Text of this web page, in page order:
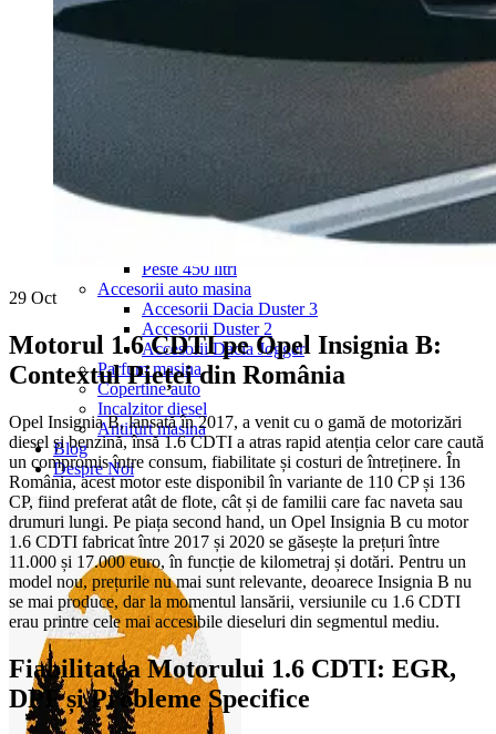
Navigație Skoda Fabia 2
Navigație Skoda Octavia 1
Navigație Skoda Octavia 2
Navigație Skoda Octavia 3
Navigație Skoda Superb 1
Navigație Toyota Avensis T25
Portbagaj Plafon Auto
Sub 350 Litri
Peste 450 litri
Accesorii auto masina
Accesorii Dacia Duster 3
Accesorii Duster 2
Accesorii Dacia Jogger
Parfum masina
Copertine auto
Incalzitor diesel
Antifurt masina
Blog
Despre Noi
29 Oct
Motorul 1.6 CDTI pe Opel Insignia B:
Contextul Pieței din România
Opel Insignia B, lansată în 2017, a venit cu o gamă de motorizări
diesel și benzină, însă 1.6 CDTI a atras rapid atenția celor care caută
un compromis între consum, fiabilitate și costuri de întreținere. În
România, acest motor este disponibil în variante de 110 CP și 136
CP, fiind preferat atât de flote, cât și de familii care fac naveta sau
drumuri lungi. Pe piața second hand, un Opel Insignia B cu motor
1.6 CDTI fabricat între 2017 și 2020 se găsește la prețuri între
11.000 și 17.000 euro, în funcție de kilometraj și dotări. Pentru un
model nou, prețurile nu mai sunt relevante, deoarece Insignia B nu
se mai produce, dar la momentul lansării, versiunile cu 1.6 CDTI
erau printre cele mai accesibile dieseluri din segmentul mediu.
Fiabilitatea Motorului 1.6 CDTI: EGR,
DPF și Probleme Specifice